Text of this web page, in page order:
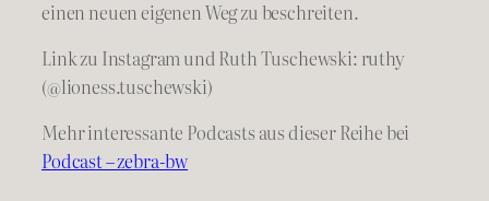
einen neuen eigenen Weg zu beschreiten.
Link zu Instagram und Ruth Tuschewski: ruthy
(@lioness.tuschewski)
Mehr interessante Podcasts aus dieser Reihe bei
Podcast – zebra-bw